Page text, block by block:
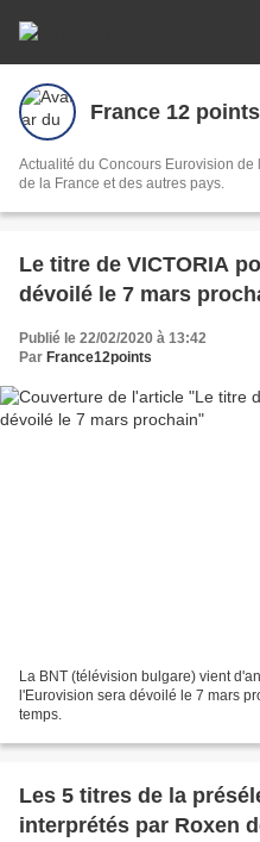
France 12
Actualité du Concours Eurovision
de la France et des autres pays.
Le titre de VICTORIA
dévoilé le 7 mars
Publié le 22/02/2020 à 13:42
Par France12points
La BNT (télévision bulgare) vient
l'Eurovision sera dévoilé le 7 mars
temps.
Les 5 titres de la
interprétés par Roxen